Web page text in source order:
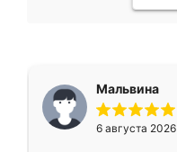
Мальвина
6 августа 2026